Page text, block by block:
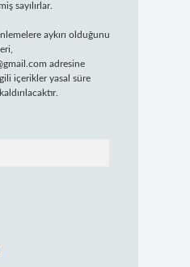
sayılırlar.
aykırı olduğunu
adresine
içerikler yasal süre